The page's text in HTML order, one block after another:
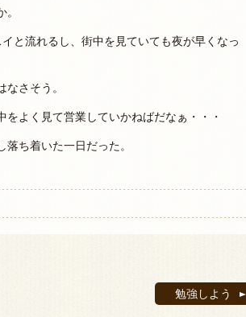
と流れるし、街中を見ていても夜が早くなっ
さそう。
よく見て営業していかねばだなぁ・・・
ち着いた一日だった。
勉強しよう